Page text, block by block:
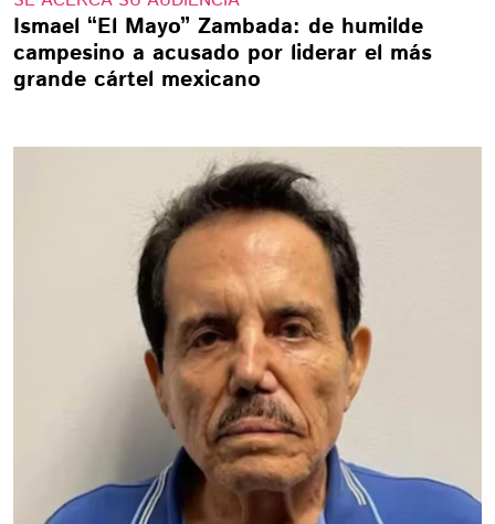
Ismael “El Mayo” Zambada: de humilde
campesino a acusado por liderar el más
grande cártel mexicano